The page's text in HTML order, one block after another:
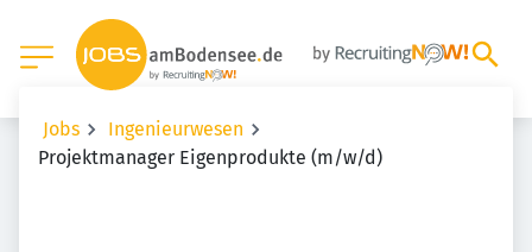
Jobs
Ingenieurwesen
Projektmanager Eigenprodukte (m/w/d)